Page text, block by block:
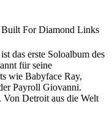
For Diamond Links
erste Soloalbum des
für seine
wie Babyface Ray,
Payroll Giovanni.
Detroit aus die Welt